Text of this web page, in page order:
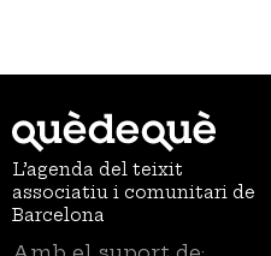
L’agenda del teixit
associatiu i comunitari de
Barcelona